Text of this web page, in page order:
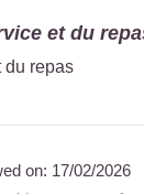
et du
du repas
on: 17/02/2026